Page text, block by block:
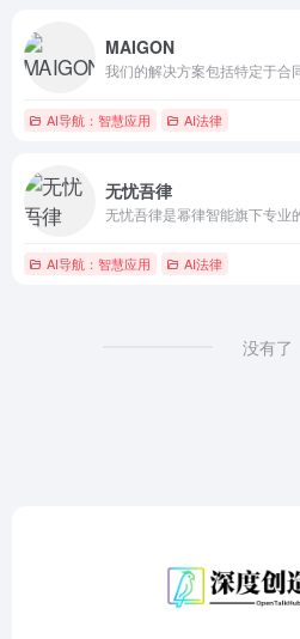
MAIGON
我们的解决方案包括特定于合
AI导航：智慧应用 AI法律
无忧吾律
无忧吾律是幂律智能旗下专业
AI导航：智慧应用 AI法律
没有了